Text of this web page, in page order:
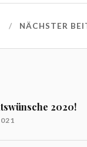
NÄCHSTER
2020!